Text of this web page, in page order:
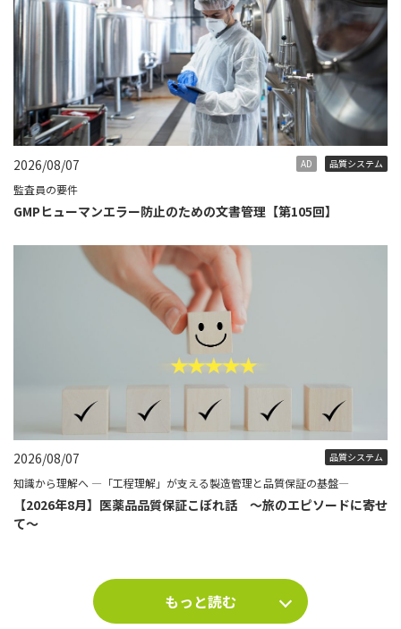
2026/08/07 AD 品質システム
監査員の要件
GMPヒューマンエラー防止のための文書管理【第105回】
2026/08/07 品質システム
知識から理解へ ―「工程理解」が支える製造管理と品質保証の基盤―
【2026年8月】医薬品品質保証こぼれ話 ～旅のエピソードに寄せ
て～
もっと読む